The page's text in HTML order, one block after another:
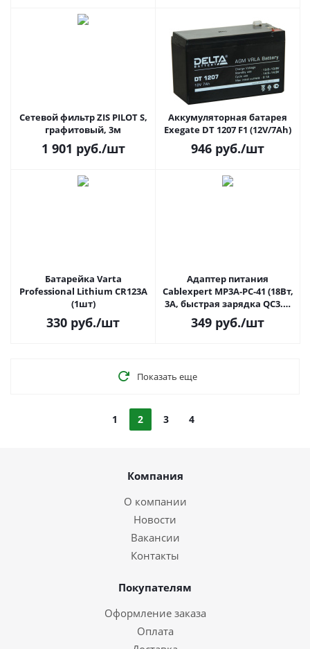
Сетевой фильтр ZIS PILOT S,
графитовый, 3м
1 901 руб./шт
Аккумуляторная батарея
Exegate DT 1207 F1 (12V/7Ah)
946 руб./шт
Батарейка Varta
Professional Lithium CR123A
(1шт)
330 руб./шт
Адаптер питания
Cablexpert MP3A-PC-41 (18Вт,
3А, быстрая зарядка QC3.0,
1xUSB)
349 руб./шт
Показать еще
1 2 3 4
Компания
О компании
Новости
Вакансии
Контакты
Покупателям
Оформление заказа
Оплата